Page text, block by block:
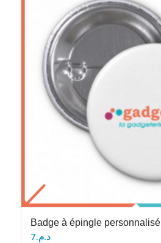
Badge à épingle personnalisé
د.م.7